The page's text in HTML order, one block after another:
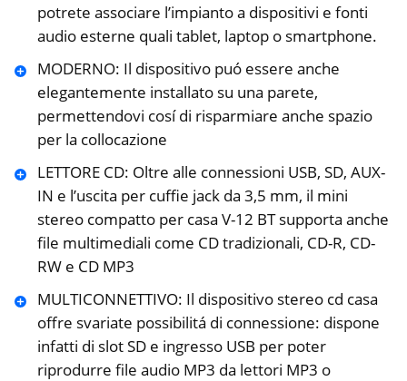
potrete associare l’impianto a dispositivi e fonti
audio esterne quali tablet, laptop o smartphone.
MODERNO: Il dispositivo puó essere anche
elegantemente installato su una parete,
permettendovi cosí di risparmiare anche spazio
per la collocazione
LETTORE CD: Oltre alle connessioni USB, SD, AUX-
IN e l’uscita per cuffie jack da 3,5 mm, il mini
stereo compatto per casa V-12 BT supporta anche
file multimediali come CD tradizionali, CD-R, CD-
RW e CD MP3
MULTICONNETTIVO: Il dispositivo stereo cd casa
offre svariate possibilitá di connessione: dispone
infatti di slot SD e ingresso USB per poter
riprodurre file audio MP3 da lettori MP3 o